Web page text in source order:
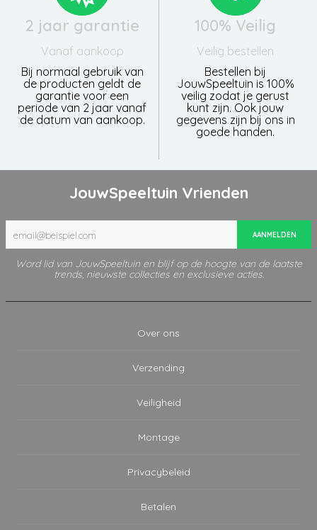
2 jaar garantie
Vanaf aankoop
Bij normaal gebruik van
de producten geldt de
garantie voor een
periode van 2 jaar vanaf
de datum van aankoop.
100% Veilig
Veilig bestellen
Bestellen bij
JouwSpeeltuin is 100%
veilig zodat je gerust
kunt zijn. Ook jouw
gegevens zijn bij ons in
goede handen.
JouwSpeeltuin Vrienden
AANMELDEN
Word lid van JouwSpeeltuin en blijf op de hoogte van de laatste
trends, nieuwste collecties en exclusieve acties.
Over ons
Verzending
Veiligheid
Montage
Privacybeleid
Betalen